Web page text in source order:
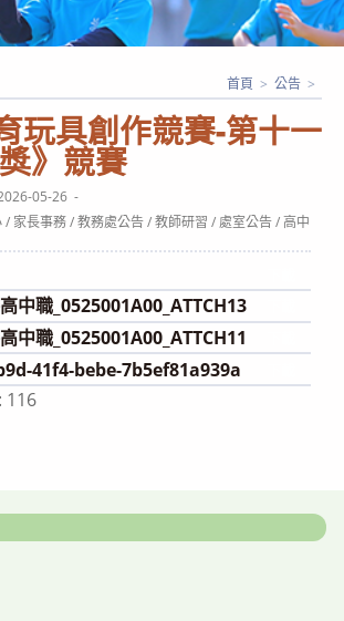
玩具創作競賽-第十一
》競賽
首頁 > 公告 >
05-26
/ 家長事務/教務處公告/教師研習 /處室公告/高中
中職_0525001A00_ATTCH13
中職_0525001A00_ATTCH11
41f4-bebe-7b5ef81a939a
116